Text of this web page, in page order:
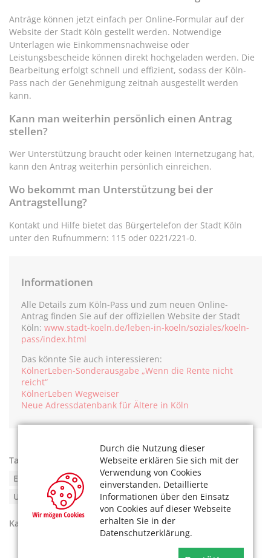
Durch die Nutzung dieser
Webseite erklären Sie sich mit der
Verwendung von Cookies
einverstanden. Detaillierte
Informationen über den Einsatz
von Cookies auf dieser Webseite
erhalten Sie in der
Datenschutzerklärung.
Anträge können jetzt einfach per Online-Formular auf der
Website der Stadt Köln gestellt werden. Notwendige
Unterlagen wie Einkommensnachweise oder
Leistungsbescheide können direkt hochgeladen werden. Die
Bearbeitung erfolgt schnell und effizient, sodass der Köln-
Pass nach der Genehmigung zeitnah ausgestellt werden
kann.
Kann man weiterhin persönlich einen Antrag
stellen?
Wer Unterstützung braucht oder keinen Internetzugang hat,
kann den Antrag weiterhin persönlich einreichen.
Wo bekommt man Unterstützung bei der
Antragstellung?
Kontakt und Hilfe bietet das Bürgertelefon der Stadt Köln
unter den Rufnummern: 115 oder 0221/221-0.
Informationen
Alle Details zum Köln-Pass und zum neuen Online-
Antrag finden Sie auf der offiziellen Website der Stadt
Köln: www.stadt-koeln.de/leben-in-koeln/soziales/koeln-
pass/index.html
Das könnte Sie auch interessieren:
KölnerLeben-Sonderausgabe „Wenn die Rente nicht
reicht“
KölnerLeben Wegweiser
Neue Adressdatenbank für Ältere in Köln
Tags: Anträge , Armut , Bürgertelefon ,
Ermäßigung , Köln-Pass , Onlineantrag ,
Unterstützung
Kategorien: